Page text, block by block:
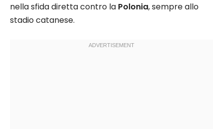
nella sfida diretta contro la Polonia, sempre allo
stadio catanese.